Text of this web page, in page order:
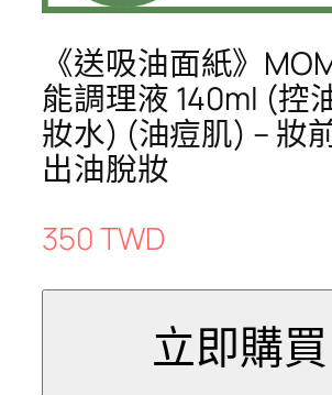
《送吸油面紙》
能調理液 140ml (控
妝水) (油痘肌) – 妝
出油脫妝
350 TWD